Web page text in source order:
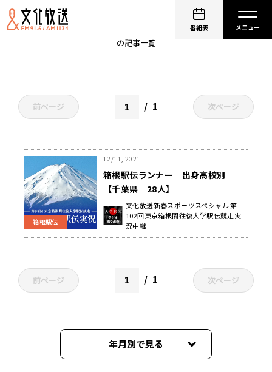
番組表
の記事一覧
前ページ 1 次ページ
箱根駅伝
12/11, 2021
箱根駅伝ランナー 出身高校別
【千葉県 28人】
文化放送新春スポーツスペシャル 第
102回東京箱根間往復大学駅伝競走実
況中継
前ページ 1 次ページ
年月別で見る